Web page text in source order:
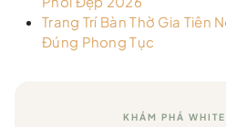
Trang Trí Bàn Thờ Gia Tiên
Đúng Phong Tục
KHÁM PHÁ